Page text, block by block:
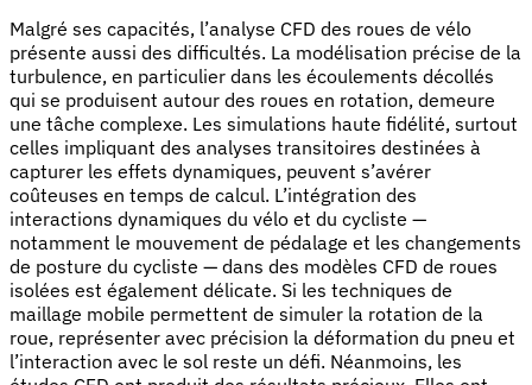
Malgré ses capacités, l’analyse CFD des roues de vélo
présente aussi des difficultés. La modélisation précise de la
turbulence, en particulier dans les écoulements décollés
qui se produisent autour des roues en rotation, demeure
une tâche complexe. Les simulations haute fidélité, surtout
celles impliquant des analyses transitoires destinées à
capturer les effets dynamiques, peuvent s’avérer
coûteuses en temps de calcul. L’intégration des
interactions dynamiques du vélo et du cycliste —
notamment le mouvement de pédalage et les changements
de posture du cycliste — dans des modèles CFD de roues
isolées est également délicate. Si les techniques de
maillage mobile permettent de simuler la rotation de la
roue, représenter avec précision la déformation du pneu et
l’interaction avec le sol reste un défi. Néanmoins, les